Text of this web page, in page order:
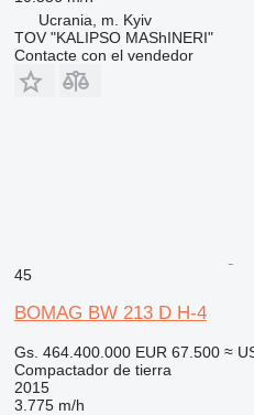
Ucrania, m. Kyiv
TOV "KALIPSO MAShINERI"
Contacte con el vendedor
45
BOMAG BW 213 D H-4
Gs. 464.400.000 EUR 67.500 ≈
Compactador de tierra
2015
3.775 m/h